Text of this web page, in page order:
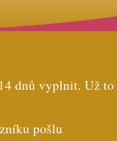
dnů vyplnit. Už to
pošlu